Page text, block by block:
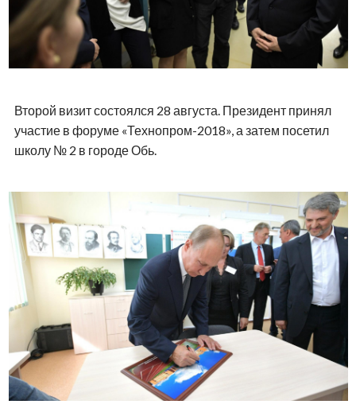
Второй визит состоялся 28 августа. Президент принял
участие в форуме «Технопром-2018», а затем посетил
школу № 2 в городе Обь.